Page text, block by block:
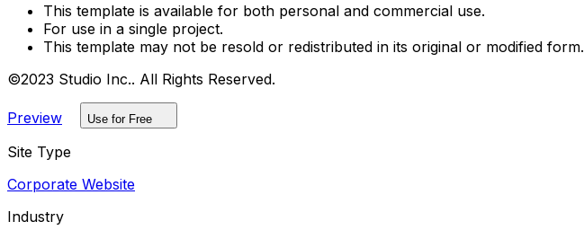
This template is available for both personal and commercial use.
For use in a single project.
This template may not be resold or redistributed in its original or modified form.
©2023 Studio Inc.. All Rights Reserved.
Preview Use for Free
Site Type
Corporate Website
Industry